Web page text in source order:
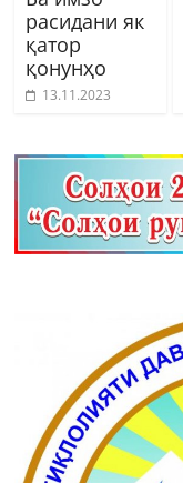
расидани як
қатор
қонунҳо
13.11.2023